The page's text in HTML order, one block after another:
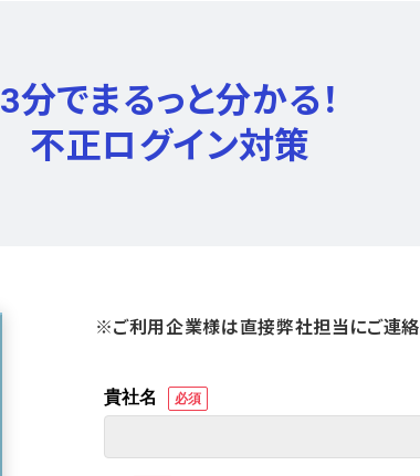
3分でまるっと分かる！
不正ログイン対策
※ご利用企業様は直接弊社担当にご連絡